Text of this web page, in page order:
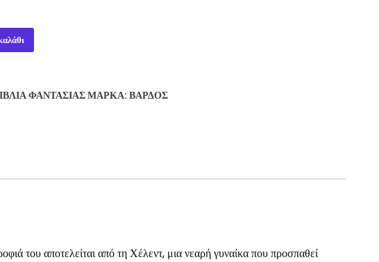
ΦΑΝΤΑΣΊΑΣΜΆΡΚΑ: ΒΆΡΔΟΣ
του αποτελείται από τη Χέλεντ, μια νεαρή γυναίκα που προσπαθεί